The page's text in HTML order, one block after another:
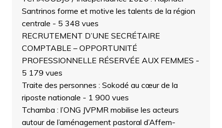
Santrinos forme et motive les talents de la région
centrale - 5 348 vues
RECRUTEMENT D’UNE SECRÉTAIRE
COMPTABLE – OPPORTUNITÉ
PROFESSIONNELLE RÉSERVÉE AUX FEMMES -
5 179 vues
Traite des personnes : Sokodé au cœur de la
riposte nationale - 1 900 vues
Tchamba : l’ONG JVPMR mobilise les acteurs
autour de l’aménagement pastoral d’Affem-